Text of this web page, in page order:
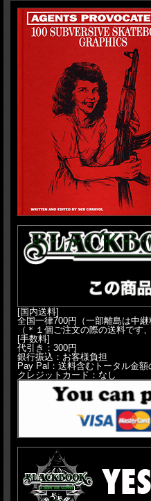
[国内送料]
全国一律700円（一部離島は中継
（＊１個ご注文の際の送料です
[手数料]
代引き：300円
銀行振込：お客様負担
Pay Pal：送料含むトータル金額
クレジットカード：なし